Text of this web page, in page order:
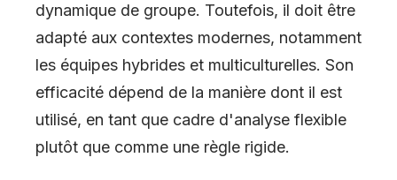
dynamique de groupe. Toutefois, il doit être
adapté aux contextes modernes, notamment
les équipes hybrides et multiculturelles. Son
efficacité dépend de la manière dont il est
utilisé, en tant que cadre d'analyse flexible
plutôt que comme une règle rigide.